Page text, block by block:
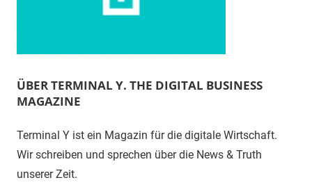
ÜBER TERMINAL Y. THE DIGITAL BUSINESS
MAGAZINE
Terminal Y ist ein Magazin für die digitale Wirtschaft.
Wir schreiben und sprechen über die News & Truth
unserer Zeit.